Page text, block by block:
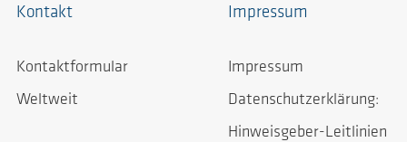
Kontakt
Kontaktformular
Weltweit
Impressum
Impressum
Datenschutzerklärung:
Hinweisgeber-Leitlinien